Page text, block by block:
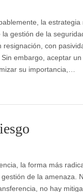
la estrategia
gestión de la
resignación, con
embargo, aceptar
su importancia,…
la forma más
de la amenaza.
no hay